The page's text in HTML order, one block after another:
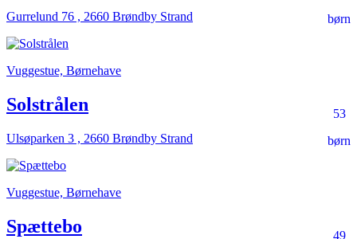
børn
Gurrelund 76 , 2660 Brøndby Strand
Vuggestue, Børnehave
53
børn
Solstrålen
Ulsøparken 3 , 2660 Brøndby Strand
Vuggestue, Børnehave
49
Spættebo